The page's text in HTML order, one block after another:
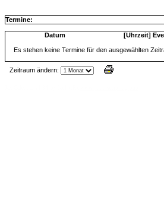
Termine:
Datum [Uhrzeit]
Es stehen keine Termine für den ausgewählten
Zeitraum ändern: